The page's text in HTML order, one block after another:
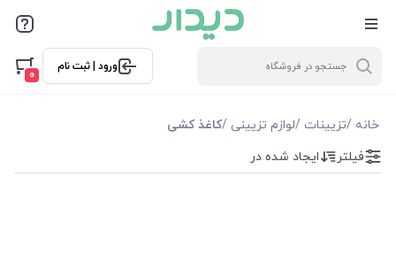
ورود | ثبت نام
0
خانه /تزیینات /لوازم تزیینی /کاغذ کشی
فیلترها
موجودی
نمایش همه محصولاتفیلتر ایجاد شده در